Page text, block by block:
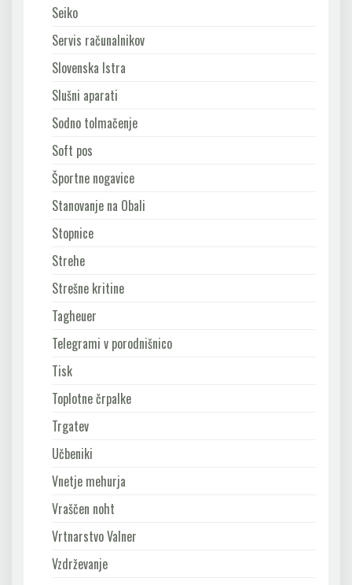
Seiko
Servis računalnikov
Slovenska Istra
Slušni aparati
Sodno tolmačenje
Soft pos
Športne nogavice
Stanovanje na Obali
Stopnice
Strehe
Strešne kritine
Tagheuer
Telegrami v porodnišnico
Tisk
Toplotne črpalke
Trgatev
Učbeniki
Vnetje mehurja
Vraščen noht
Vrtnarstvo Valner
Vzdrževanje